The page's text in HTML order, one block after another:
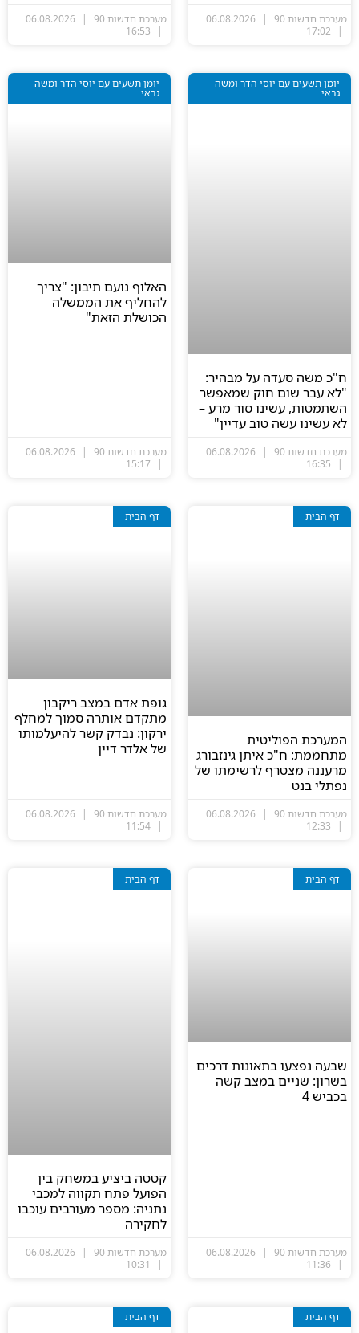
מערכת חדשות 90 מערכת חדשות 90
יומן תשעים עם יוסי הדר ומשה
גבאי
ח"כ משה סעדה על מבהיר:
"לא עבר שום חוק שמאפשר
השתמטות, עשינו סור מרע –
לא עשינו עשה טוב עדיין"
מערכת חדשות 90
יומן תשעים עם יוסי הדר ומשה
גבאי
האלוף נועם תיבון: "צריך
להחליף את הממשלה
הכושלת הזאת"
מערכת חדשות 90
דף הבית
המערכת הפוליטית
מתחממת: ח"כ איתן גינזבורג
מרעננה מצטרף לרשימתו של
נפתלי בנט
מערכת חדשות 90
דף הבית
גופת אדם במצב ריקבון
מתקדם אותרה סמוך למחלף
ירקון: נבדק קשר להיעלמותו
של אלדר דיין
מערכת חדשות 90
דף הבית
שבעה נפצעו בתאונות דרכים
בשרון: שניים במצב קשה
בכביש 4
מערכת חדשות 90
דף הבית
קטטה ביציע במשחק בין
הפועל פתח תקווה למכבי
נתניה: מספר מעורבים עוכבו
לחקירה
מערכת חדשות 90
דף הבית דף הבית